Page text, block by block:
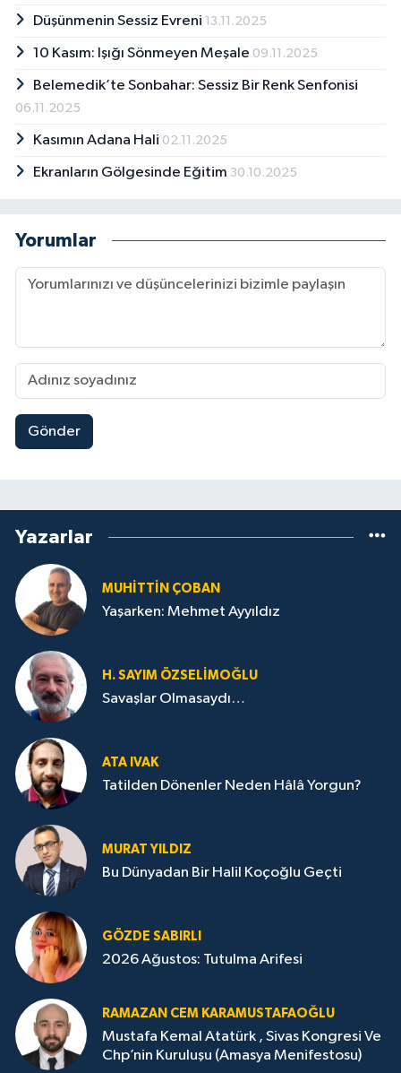
Düşünmenin Sessiz Evreni 13.11.2025
10 Kasım: Işığı Sönmeyen Meşale 09.11.2025
Belemedik’te Sonbahar: Sessiz Bir Renk Senfonisi
06.11.2025
Kasımın Adana Hali 02.11.2025
Ekranların Gölgesinde Eğitim 30.10.2025
Yorumlar
Gönder
Yazarlar
MUHITTIN ÇOBAN
Yaşarken: Mehmet Ayyıldız
H. SAYIM ÖZSELİMOĞLU
Savaşlar Olmasaydı…
ATA IVAK
Tatilden Dönenler Neden Hâlâ Yorgun?
MURAT YILDIZ
Bu Dünyadan Bir Halil Koçoğlu Geçti
GÖZDE SABIRLI
2026 Ağustos: Tutulma Arifesi
RAMAZAN CEM KARAMUSTAFAOĞLU
Mustafa Kemal Atatürk , Sivas Kongresi Ve
Chp’nin Kuruluşu (Amasya Menifestosu)